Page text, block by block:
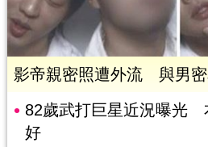
影帝親密照遭外流 與男密
82歲武打巨星近況曝光
好